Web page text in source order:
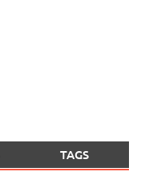
TAGS